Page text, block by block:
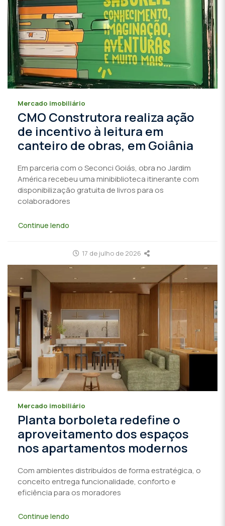
Mercado imobiliário
CMO Construtora realiza ação
de incentivo à leitura em
canteiro de obras, em Goiânia
Em parceria com o Seconci Goiás, obra no Jardim
América recebeu uma minibiblioteca itinerante com
disponibilização gratuita de livros para os
colaboradores
Continue lendo
17 de julho de 2026
Mercado imobiliário
Planta borboleta redefine o
aproveitamento dos espaços
nos apartamentos modernos
Com ambientes distribuídos de forma estratégica, o
conceito entrega funcionalidade, conforto e
eficiência para os moradores
Continue lendo